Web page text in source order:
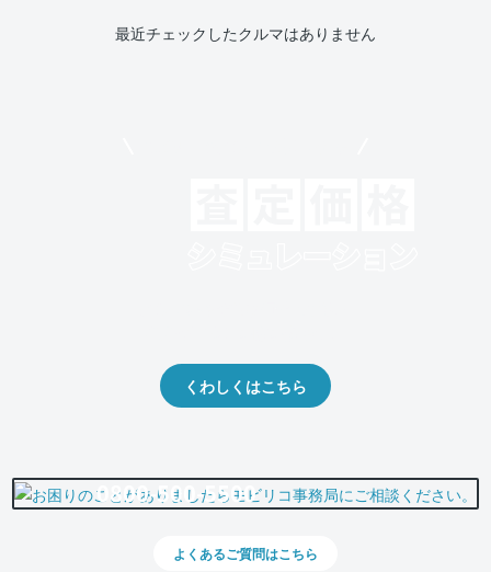
最近チェックしたクルマはありません
くわしくはこちら
0800-500-5500
よくあるご質問はこちら